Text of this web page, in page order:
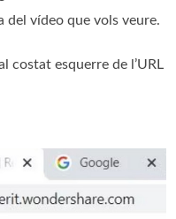
del vídeo que vols veure.
costat esquerre de l’URL